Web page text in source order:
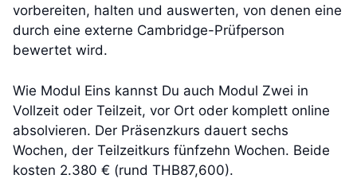
vorbereiten, halten und auswerten, von denen eine
durch eine externe Cambridge-Prüfperson
bewertet wird.
Wie Modul Eins kannst Du auch Modul Zwei in
Vollzeit oder Teilzeit, vor Ort oder komplett online
absolvieren. Der Präsenzkurs dauert sechs
Wochen, der Teilzeitkurs fünfzehn Wochen. Beide
kosten 2.380 € (rund THB87,600).